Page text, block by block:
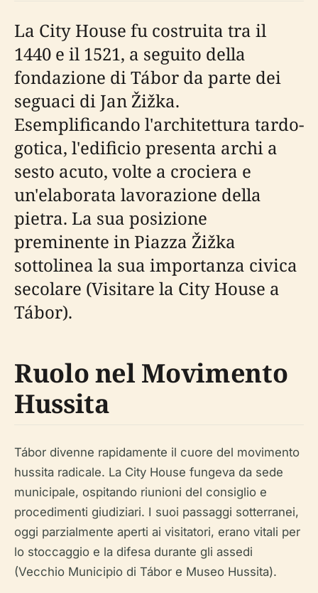
La City House fu costruita tra il
1440 e il 1521, a seguito della
fondazione di Tábor da parte dei
seguaci di Jan Žižka.
Esemplificando l'architettura tardo-
gotica, l'edificio presenta archi a
sesto acuto, volte a crociera e
un'elaborata lavorazione della
pietra. La sua posizione
preminente in Piazza Žižka
sottolinea la sua importanza civica
secolare (Visitare la City House a
Tábor).
Ruolo nel Movimento
Hussita
Tábor divenne rapidamente il cuore del movimento
hussita radicale. La City House fungeva da sede
municipale, ospitando riunioni del consiglio e
procedimenti giudiziari. I suoi passaggi sotterranei,
oggi parzialmente aperti ai visitatori, erano vitali per
lo stoccaggio e la difesa durante gli assedi
(Vecchio Municipio di Tábor e Museo Hussita).